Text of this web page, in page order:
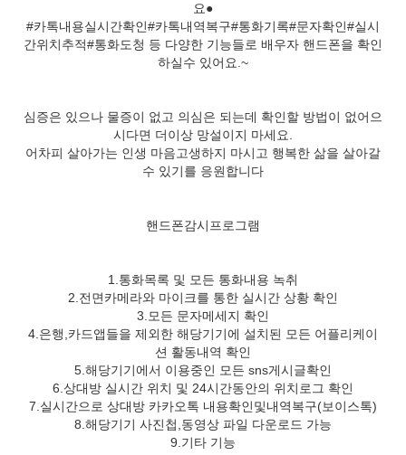
요●
#카톡내용실시간확인#카톡내역복구#통화기록#문자확인#실시
간위치추적#통화도청 등 다양한 기능들로 배우자 핸드폰을 확인
하실수 있어요.~
심증은 있으나 물증이 없고 의심은 되는데 확인할 방법이 없어으
시다면 더이상 망설이지 마세요.
어차피 살아가는 인생 마음고생하지 마시고 행복한 삶을 살아갈
수 있기를 응원합니다
핸드폰감시프로그램
1.통화목록 및 모든 통화내용 녹취
2.전면카메라와 마이크를 통한 실시간 상황 확인
3.모든 문자메세지 확인
4.은행,카드앱들을 제외한 해당기기에 설치된 모든 어플리케이
션 활동내역 확인
5.해당기기에서 이용중인 모든 sns게시글확인
6.상대방 실시간 위치 및 24시간동안의 위치로그 확인
7.실시간으로 상대방 카카오톡 내용확인및내역복구(보이스톡)
8.해당기기 사진첩,동영상 파일 다운로드 가능
9.기타 기능